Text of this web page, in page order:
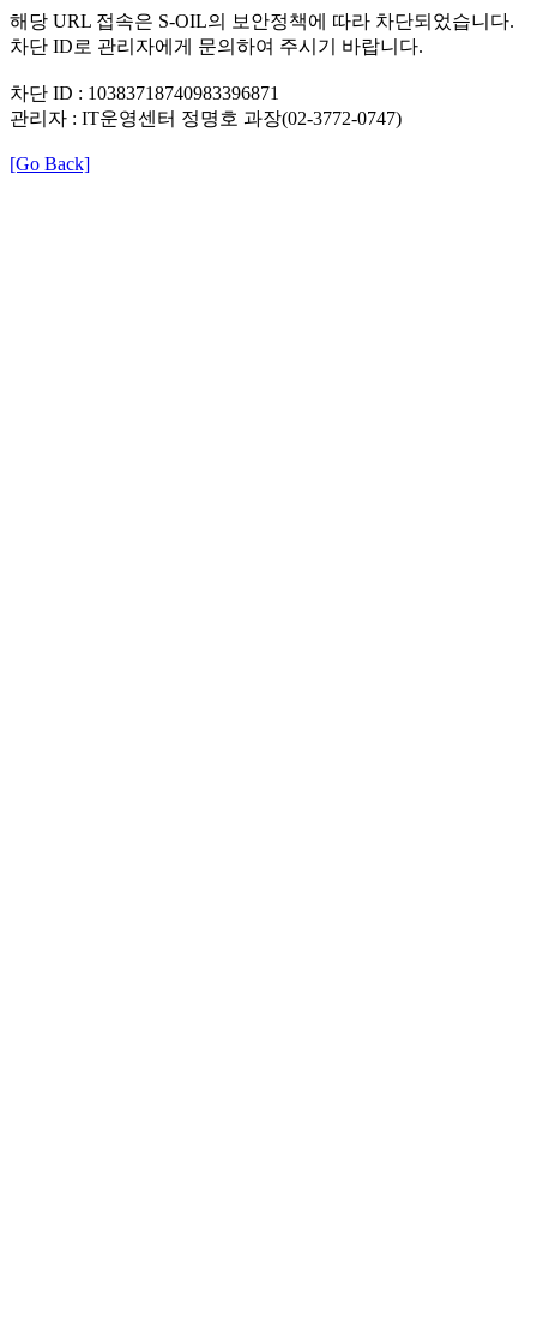
해당 URL 접속은 S-OIL의 보안정책에 따라 차단되었습니다.
차단 ID로 관리자에게 문의하여 주시기 바랍니다.
차단 ID : 10383718740983396871
관리자 : IT운영센터 정명호 과장(02-3772-0747)
[Go Back]